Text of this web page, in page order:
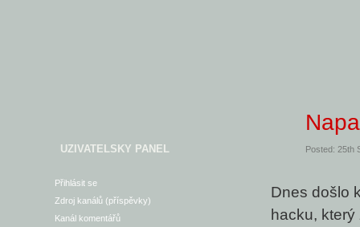
UZIVATELSKY PANEL
Přihlásit se
Zdroj kanálů (příspěvky)
Kanál komentářů
Posted: 25th
Dnes došlo
hacku, který